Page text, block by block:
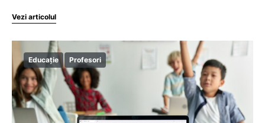
Vezi articolul
Educație Profesori